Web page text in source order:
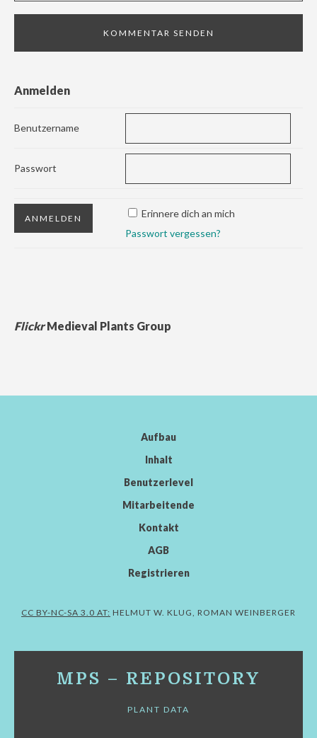
Anmelden
Benutzername
Passwort
Erinnere dich an mich
Passwort vergessen?
FlickrMedieval Plants Group
Aufbau
Inhalt
Benutzerlevel
Mitarbeitende
Kontakt
AGB
Registrieren
CC BY-NC-SA 3.0 AT: HELMUT W. KLUG, ROMAN WEINBERGER
MPS – REPOSITORY
PLANT DATA